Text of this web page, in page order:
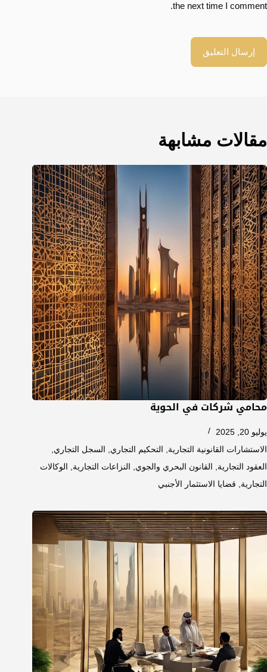
the next time I comment.
إرسال التعليق
مقالات مشابهة
محامي شركات في الحوية
يوليو 20, 2025
الاستشارات القانونية التجارية
التحكيم التجاري السجل التجاري
العقود التجارية
القانون البحري والجوي النزاعات التجارية
الوكالات
التجارية
قضايا الاستثمار الأجنبي